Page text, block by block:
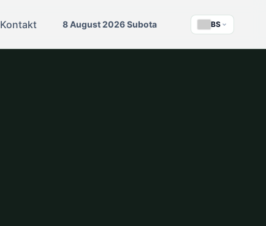
Kontakt 8 August 2026 Subota BS